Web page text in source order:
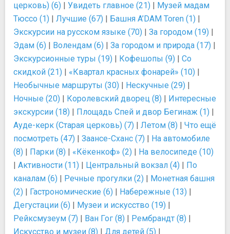
церковь) (6) | Увидеть главное (21) | Музей мадам
Тюссо (1) | Лучшие (67) | Башня A’DAM Toren (1) |
Экскурсии на русском языке (70) | За городом (19) |
Эдам (6) | Волендам (6) | За городом и природа (17) |
Экскурсионные туры (19) | Кофешопы (9) | Со
скидкой (21) | «Квартал красных фонарей» (10) |
Необычные маршруты (30) | Нескучные (29) |
Ночные (20) | Королевский дворец (8) | Интересные
экскурсии (18) | Площадь Спей и двор Бегинаж (1) |
Ауде-керк (Старая церковь) (7) | Летом (8) | Что ещё
посмотреть (47) | Заансе-Сханс (7) | На автомобиле
(8) | Парки (8) | «Кёкенкоф» (2) | На велосипеде (10)
| Активности (11) | Центральный вокзал (4) | По
каналам (6) | Речные прогулки (2) | Монетная башня
(2) | Гастрономические (6) | Набережные (13) |
Дегустации (6) | Музеи и искусство (19) |
Рейксмузеум (7) | Ван Гог (8) | Рембрандт (8) |
Искусство и музеи (8) | Для детей (5) |